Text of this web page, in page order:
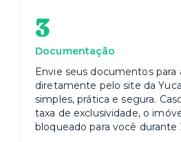
3
Documentação
Envie seus documentos para
diretamente pelo site da
simples, prática e segura.
taxa de exclusividade, o
bloqueado para você durante